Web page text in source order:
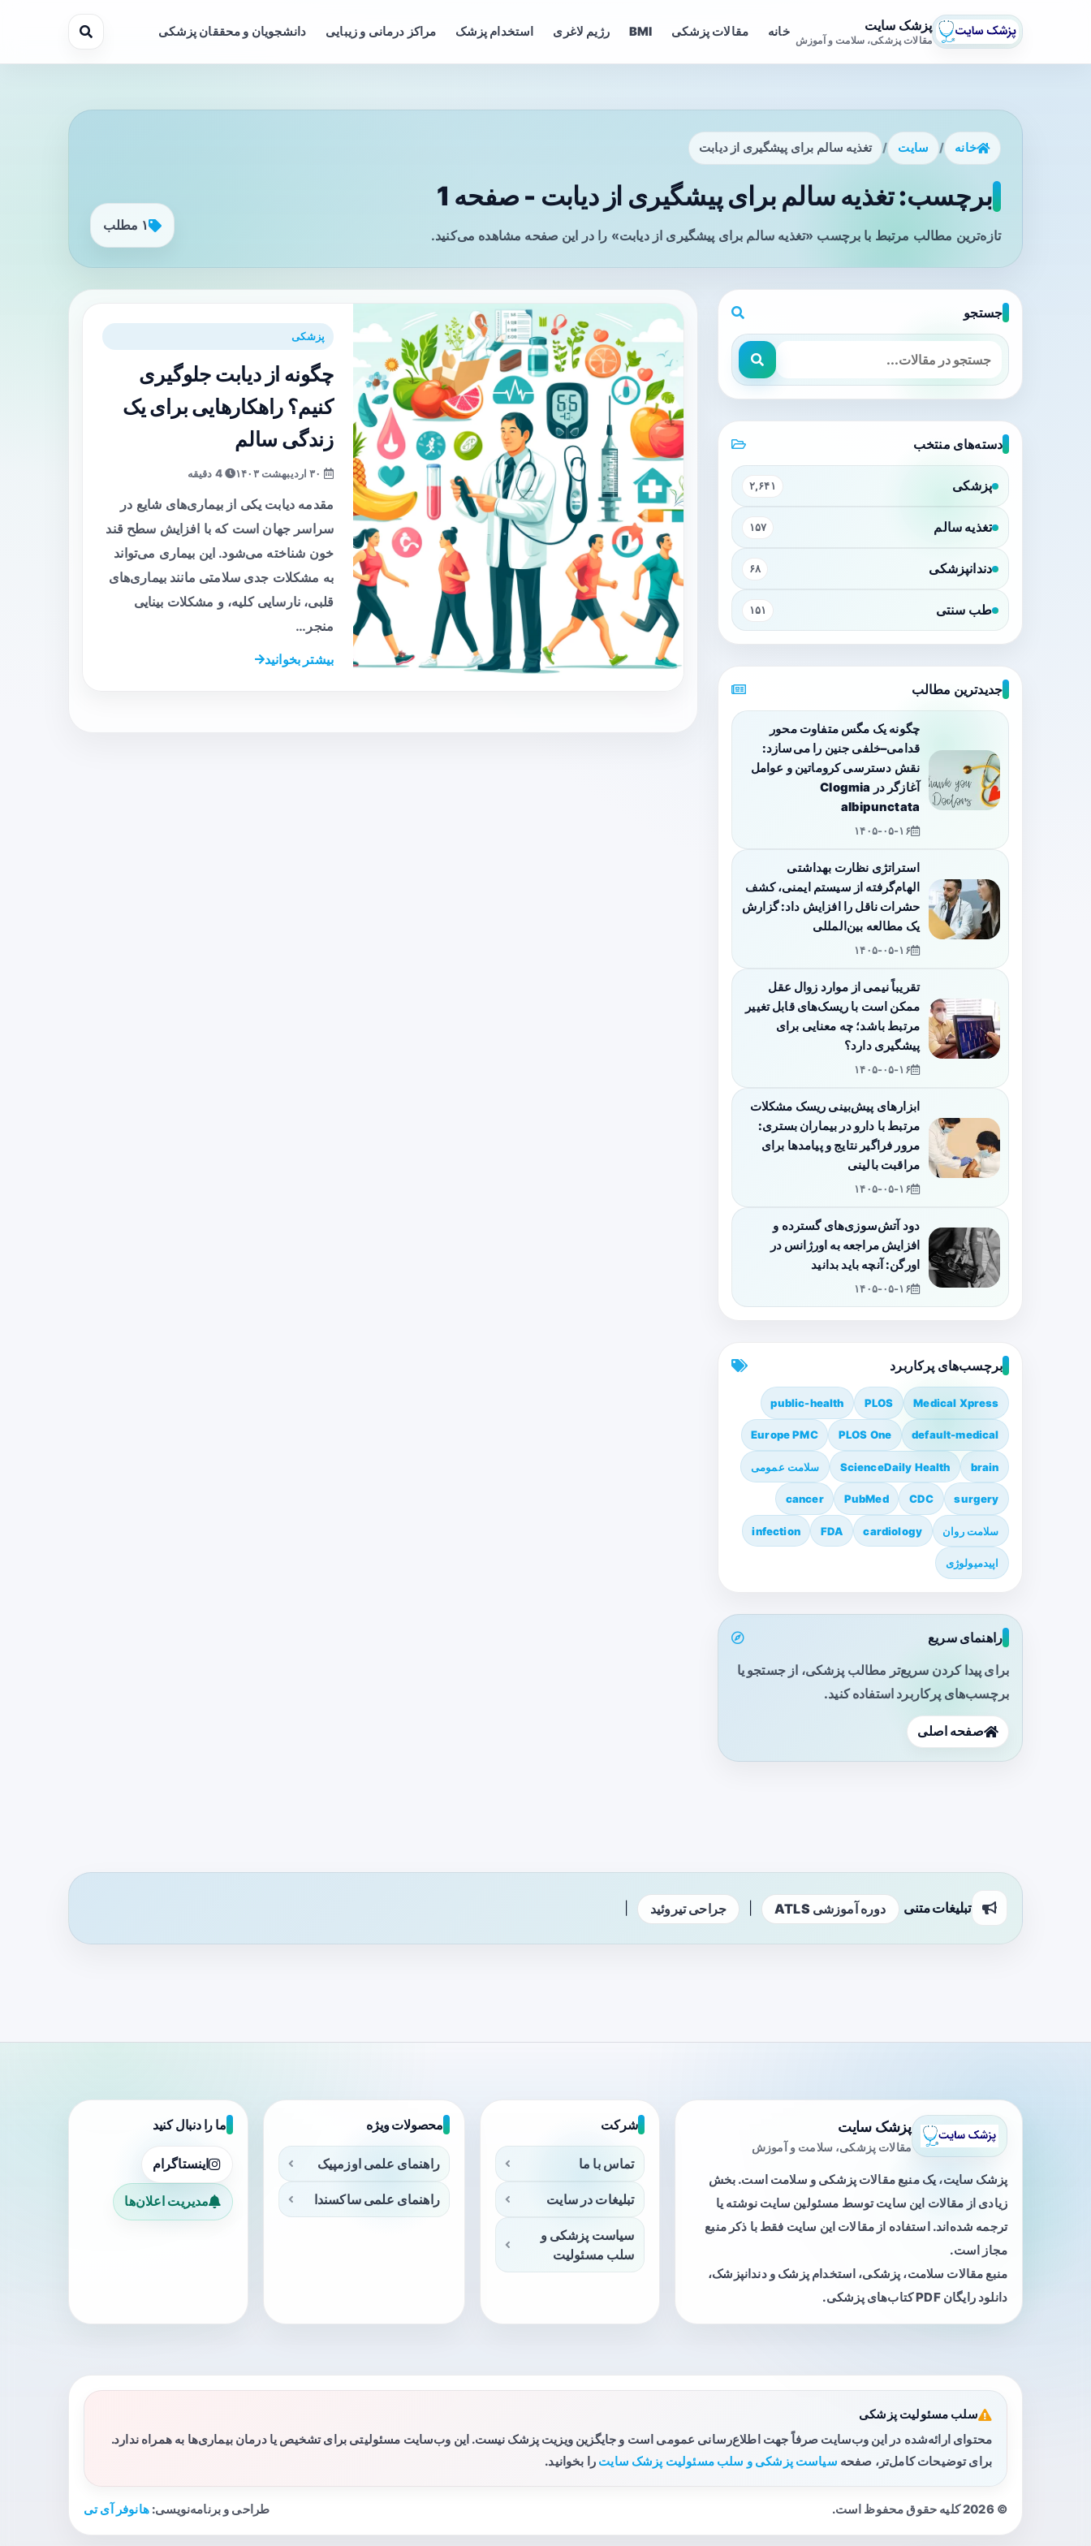
پزشک سایت
مقالات پزشکی، سلامت و آموزش
خانه مقالات پزشکی BMI رژیم لاغری استخدام پزشک مراکز درمانی و زیبایی دانشجویان و محققان پزشکی
خانه / سایت / تغذیه سالم برای پیشگیری از دیابت
برچسب: تغذیه سالم برای پیشگیری از دیابت - صفحه 1
تازه‌ترین مطالب مرتبط با برچسب «تغذیه سالم برای پیشگیری از دیابت» را در این صفحه مشاهده می‌کنید.
۱ مطلب
پزشکی
چگونه از دیابت جلوگیری
کنیم؟ راهکارهایی برای یک
زندگی سالم
4 دقیقه
مقدمه دیابت یکی از بیماری‌های شایع در
سراسر جهان است که با افزایش سطح قند
خون شناخته می‌شود. این بیماری می‌تواند
به مشکلات جدی سلامتی مانند بیماری‌های
قلبی، نارسایی کلیه، و مشکلات بینایی
منجر…
بیشتر بخوانید
جستجو
دسته‌های منتخب
پزشکی ۲,۶۴۱
تغذیه سالم ۱۵۷
دندانپزشکی ۶۸
طب سنتی ۱۵۱
جدیدترین مطالب
چگونه یک مگس متفاوت محور
قدامی–خلفی جنین را می‌سازد:
نقش دسترسی کروماتین و عوامل
آغازگر در Clogmia
albipunctata
۱۴۰۵-۰۵-۱۶
استراتژی نظارت بهداشتی
الهام‌گرفته از سیستم ایمنی، کشف
حشرات ناقل را افزایش داد: گزارش
یک مطالعه بین‌المللی
۱۴۰۵-۰۵-۱۶
تقریباً نیمی از موارد زوال عقل
ممکن است با ریسک‌های قابل تغییر
مرتبط باشد؛ چه معنایی برای
پیشگیری دارد؟
۱۴۰۵-۰۵-۱۶
ابزارهای پیش‌بینی ریسک مشکلات
مرتبط با دارو در بیماران بستری:
مرور فراگیر نتایج و پیامدها برای
مراقبت بالینی
۱۴۰۵-۰۵-۱۶
دود آتش‌سوزی‌های گسترده و
افزایش مراجعه به اورژانس در
اورگن: آنچه باید بدانید
۱۴۰۵-۰۵-۱۶
برچسب‌های پرکاربرد
Medical Xpress
PLOS
public-health
default-medical
PLOS One
Europe PMC
brain
ScienceDaily Health سلامت عمومی
surgery
CDC
PubMed
cancer
سلامت روان cardiology
FDA
infection
اپیدمیولوژی
راهنمای سریع
برای پیدا کردن سریع‌تر مطالب پزشکی، از جستجو یا
برچسب‌های پرکاربرد استفاده کنید.
صفحه اصلی
تبلیغات متنی دوره آموزشی ATLS جراحی تیروئید
پزشک سایت
مقالات پزشکی، سلامت و آموزش
پزشک سایت، یک منبع مقالات پزشکی و سلامت است. بخش
زیادی از مقالات این سایت توسط مسئولین سایت نوشته یا
ترجمه شده‌اند. استفاده از مقالات این سایت فقط با ذکر منبع
مجاز است.
منبع مقالات سلامت، پزشکی، استخدام پزشک و دندانپزشک،
دانلود رایگان PDF کتاب‌های پزشکی.
شرکت
تماس با ما
تبلیغات در سایت
سیاست پزشکی و
سلب مسئولیت
محصولات ویژه
راهنمای علمی اوزمپیک
راهنمای علمی ساکسندا
ما را دنبال کنید
اینستاگرام
مدیریت اعلان‌ها
سلب مسئولیت پزشکی
محتوای ارائه‌شده در این وب‌سایت صرفاً جهت اطلاع‌رسانی عمومی است و جایگزین ویزیت پزشک نیست. این وب‌سایت مسئولیتی برای تشخیص یا درمان بیماری‌ها به همراه ندارد.
برای توضیحات کامل‌تر، صفحه سیاست پزشکی و سلب مسئولیت پزشک سایت را بخوانید.
© 2026 کلیه حقوق محفوظ است. طراحی و برنامه‌نویسی:هانوفر آی تی